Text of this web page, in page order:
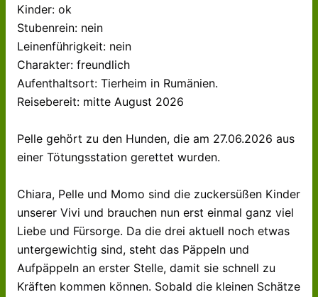
Kinder: ok
Stubenrein: nein
Leinenführigkeit: nein
Charakter: freundlich
Aufenthaltsort: Tierheim in Rumänien.
Reisebereit: mitte August 2026
Pelle gehört zu den Hunden, die am 27.06.2026 aus
einer Tötungsstation gerettet wurden.
Chiara, Pelle und Momo sind die zuckersüßen Kinder
unserer Vivi und brauchen nun erst einmal ganz viel
Liebe und Fürsorge. Da die drei aktuell noch etwas
untergewichtig sind, steht das Päppeln und
Aufpäppeln an erster Stelle, damit sie schnell zu
Kräften kommen können. Sobald die kleinen Schätze